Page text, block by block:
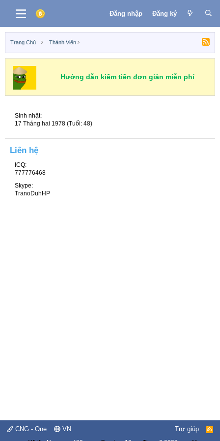
Đăng nhập Đăng ký
Trang Chủ Thành Viên
Hướng dẫn kiếm tiền đơn giản miễn phí
Sinh nhật
17 Tháng hai 1978 (Tuổi: 48)
Liên hệ
ICQ
777776468
Skype
TranoDuhHP
CNG - One VN Trợ giúp
R